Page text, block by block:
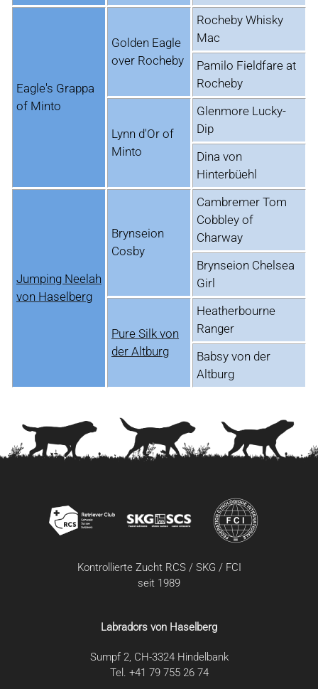
Eagle's Grappa
of Minto
Golden Eagle
over Rocheby
Rocheby Whisky
Mac
Pamilo Fieldfare at
Rocheby
Lynn d'Or of
Minto
Glenmore Lucky-
Dip
Dina von
Hinterbüehl
Jumping Neelah
von Haselberg
Brynseion
Cosby
Cambremer Tom
Cobbley of
Charway
Brynseion Chelsea
Girl
Pure Silk von
der Altburg
Heatherbourne
Ranger
Babsy von der
Altburg
Kontrollierte Zucht RCS / SKG / FCI
seit 1989
Labradors von Haselberg
Sumpf 2, CH-3324 Hindelbank
Tel. +41 79 755 26 74